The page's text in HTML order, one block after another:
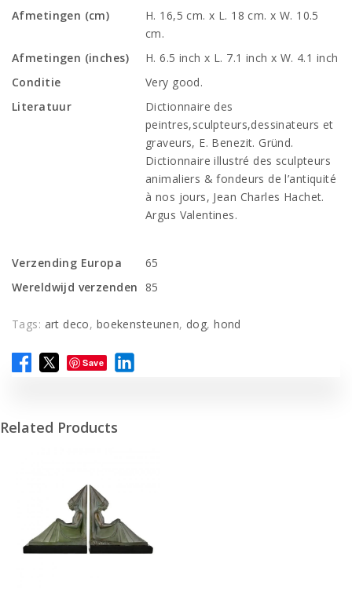
Afmetingen (cm)
H. 16,5 cm. x L. 18 cm. x W. 10.5
cm.
Afmetingen (inches)
H. 6.5 inch x L. 7.1 inch x W. 4.1 inch
Conditie
Very good.
Literatuur
Dictionnaire des
peintres,sculpteurs,dessinateurs et
graveurs, E. Benezit. Gründ.
Dictionnaire illustré des sculpteurs
animaliers & fondeurs de l’antiquité
à nos jours, Jean Charles Hachet.
Argus Valentines.
Verzending Europa
65
Wereldwijd verzenden
85
Tags: art deco, boekensteunen, dog,hond
Save
Related Products